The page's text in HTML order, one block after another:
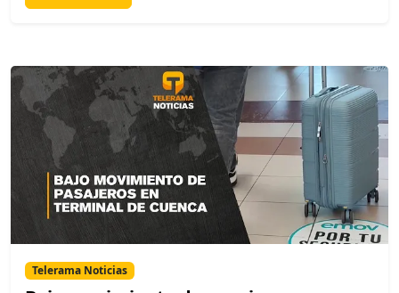
Telerama Noticias